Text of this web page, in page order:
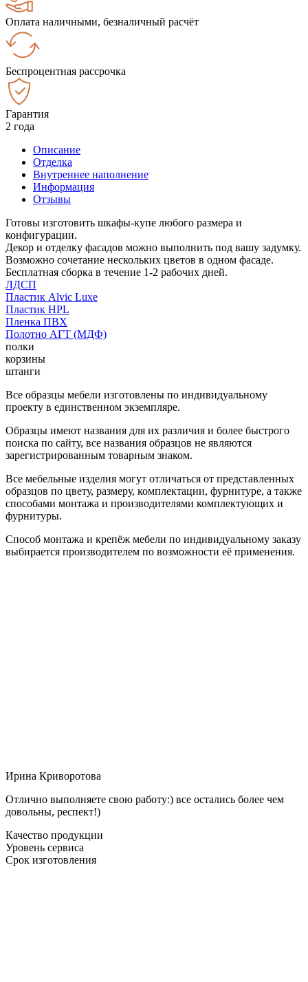
Оплата наличными, безналичный расчёт
Беспроцентная рассрочка
Гарантия
2 года
Описание
Отделка
Внутреннее наполнение
Информация
Отзывы
Готовы изготовить шкафы-купе любого размера и
конфигурации.
Декор и отделку фасадов можно выполнить под вашу задумку.
Возможно сочетание нескольких цветов в одном фасаде.
Бесплатная сборка в течение 1-2 рабочих дней.
ЛДСП
Пластик Alvic Luxe
Пластик HPL
Пленка ПВХ
Полотно АГТ (МДФ)
полки
корзины
штанги
Все образцы мебели изготовлены по индивидуальному
проекту в единственном экземпляре.
Образцы имеют названия для их различия и более быстрого
поиска по сайту, все названия образцов не являются
зарегистрированным товарным знаком.
Все мебельные изделия могут отличаться от представленных
образцов по цвету, размеру, комплектации, фурнитуре, а также
способами монтажа и производителями комплектующих и
фурнитуры.
Способ монтажа и крепёж мебели по индивидуальному заказу
выбирается производителем по возможности её применения.
Ирина Криворотова
Отлично выполняете свою работу:) все остались более чем
довольны, респект!)
Качество продукции
Уровень сервиса
Срок изготовления